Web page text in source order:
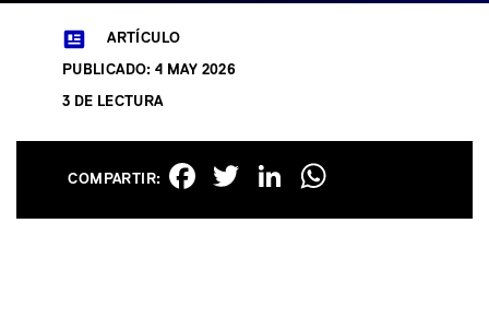
ARTÍCULO
PUBLICADO: 4 MAY 2026
3 DE LECTURA
COMPARTIR: Facebook
TwitterLinkedIn